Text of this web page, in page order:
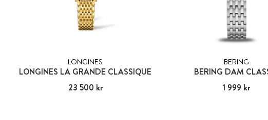
LONGINES
LONGINES LA GRANDE CLASSIQUE
Pris:23 500 kr
23 500 kr
BERING
BERING DAM
Pris :1 999 kr
1 999 kr